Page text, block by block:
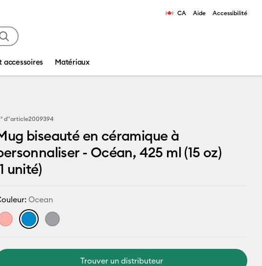
CA Aide Accessibilité
accessoires Matériaux
d''article2009394
biseauté en céramique à
- Océan, 425 ml (15 oz)
unité)
Ocean
Trouver un distributeur